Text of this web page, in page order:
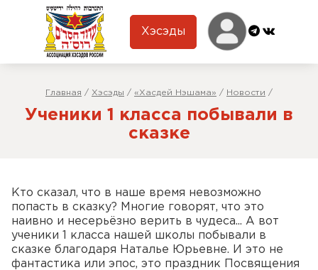
Хэсэды
Главная / Хэсэды / «Хасдей Нэшама» / Новости /
Ученики 1 класса побывали в
сказке
Кто сказал, что в наше время невозможно
попасть в сказку? Многие говорят, что это
наивно и несерьёзно верить в чудеса... А вот
ученики 1 класса нашей школы побывали в
сказке благодаря Наталье Юрьевне. И это не
фантастика или эпос, это праздник Посвящения